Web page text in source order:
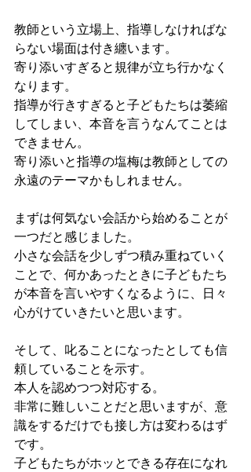
教師という立場上、指導しなければな
らない場面は付き纏います。
寄り添いすぎると規律が立ち行かなく
なります。
指導が行きすぎると子どもたちは萎縮
してしまい、本音を言うなんてことは
できません。
寄り添いと指導の塩梅は教師としての
永遠のテーマかもしれません。
まずは何気ない会話から始めることが
一つだと感じました。
小さな会話を少しずつ積み重ねていく
ことで、何かあったときに子どもたち
が本音を言いやすくなるように、日々
心がけていきたいと思います。
そして、叱ることになったとしても信
頼していることを示す。
本人を認めつつ対応する。
非常に難しいことだと思いますが、意
識をするだけでも接し方は変わるはず
です。
子どもたちがホッとできる存在になれ